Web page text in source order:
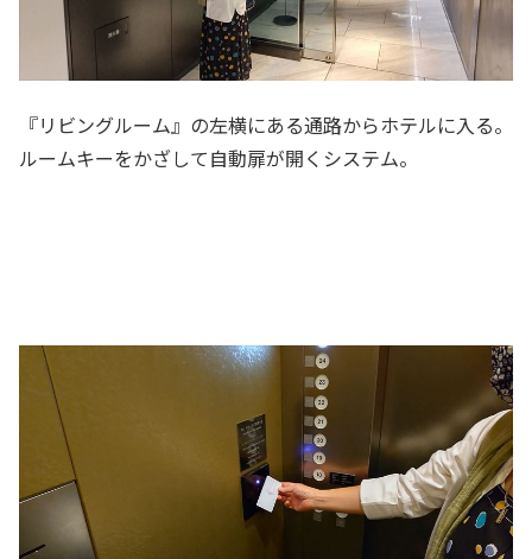
『リビングルーム』の左横にある通路からホテルに入る。
ルームキーをかざして自動扉が開くシステム。